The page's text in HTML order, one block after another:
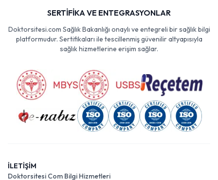
SERTİFİKA VE ENTEGRASYONLAR
Doktorsitesi.com Sağlık Bakanlığı onaylı ve entegreli bir sağlık bilgi
platformudur. Sertifikaları ile tescillenmiş güvenilir altyapısıyla
sağlık hizmetlerine erişim sağlar.
İLETİŞİM
Doktorsitesi Com Bilgi Hizmetleri